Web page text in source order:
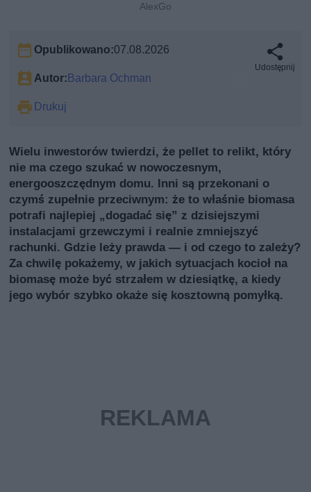
AlexGo
Opublikowano:07.08.2026
Autor: Barbara Ochman
Drukuj
Udostępnij
Wielu inwestorów twierdzi, że pellet to relikt, który
nie ma czego szukać w nowoczesnym,
energooszczędnym domu. Inni są przekonani o
czymś zupełnie przeciwnym: że to właśnie biomasa
potrafi najlepiej „dogadać się” z dzisiejszymi
instalacjami grzewczymi i realnie zmniejszyć
rachunki. Gdzie leży prawda — i od czego to zależy?
Za chwilę pokażemy, w jakich sytuacjach kocioł na
biomasę może być strzałem w dziesiątkę, a kiedy
jego wybór szybko okaże się kosztowną pomyłką.